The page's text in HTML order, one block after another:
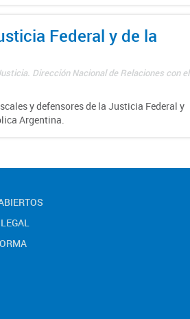
Federal y de la
Dirección Nacional de Relaciones con el
y defensores de la Justicia Federal y
Argentina.